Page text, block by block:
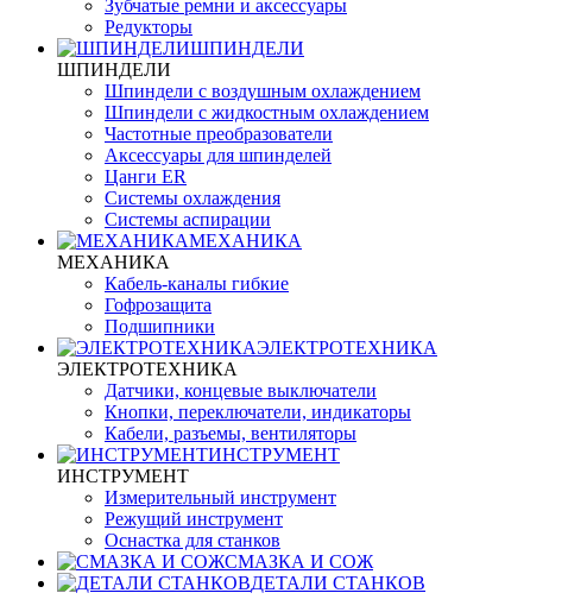
Зубчатые ремни и аксессуары
Редукторы
ШПИНДЕЛИ
ШПИНДЕЛИ
Шпиндели с воздушным охлаждением
Шпиндели с жидкостным охлаждением
Частотные преобразователи
Аксессуары для шпинделей
Цанги ER
Системы охлаждения
Системы аспирации
МЕХАНИКА
МЕХАНИКА
Кабель-каналы гибкие
Гофрозащита
Подшипники
ЭЛЕКТРОТЕХНИКА
ЭЛЕКТРОТЕХНИКА
Датчики, концевые выключатели
Кнопки, переключатели, индикаторы
Кабели, разъемы, вентиляторы
ИНСТРУМЕНТ
ИНСТРУМЕНТ
Измерительный инструмент
Режущий инструмент
Оснастка для станков
СМАЗКА И СОЖ
ДЕТАЛИ СТАНКОВ